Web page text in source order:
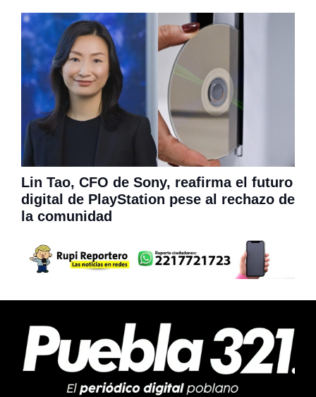
Lin Tao, CFO de Sony, reafirma el futuro
digital de PlayStation pese al rechazo de
la comunidad